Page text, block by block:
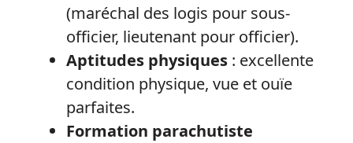
(maréchal des logis pour sous-
officier, lieutenant pour officier).
Aptitudes physiques : excellente
condition physique, vue et ouïe
parfaites.
Formation parachutiste